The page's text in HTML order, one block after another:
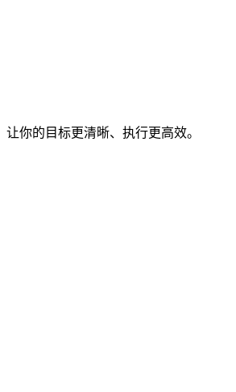
你的目标更清晰、执行更高效。